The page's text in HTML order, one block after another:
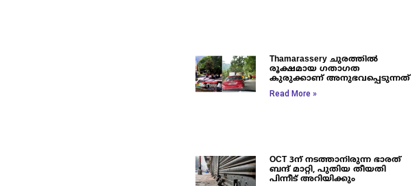
Thamarassery ചുരത്തിൽ
രൂക്ഷമായ ഗതാഗത
കുരുക്കാണ് അനുഭവപ്പെടുന്നത്
Read More »
OCT 3ന് നടത്താനിരുന്ന ഭാരത്
ബന്ദ് മാറ്റി, പുതിയ തീയതി
പിന്നീട് അറിയിക്കും